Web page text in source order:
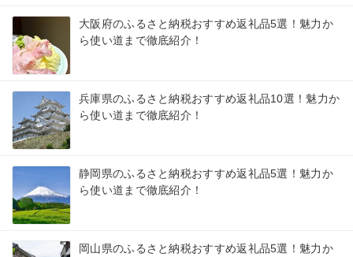
大阪府のふるさと納税おすすめ返礼品5選！魅力か
ら使い道まで徹底紹介！
兵庫県のふるさと納税おすすめ返礼品10選！魅力か
ら使い道まで徹底紹介！
静岡県のふるさと納税おすすめ返礼品5選！魅力か
ら使い道まで徹底紹介！
岡山県のふるさと納税おすすめ返礼品5選！魅力か